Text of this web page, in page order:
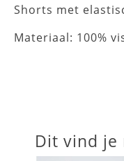
Shorts met
Dit vind je